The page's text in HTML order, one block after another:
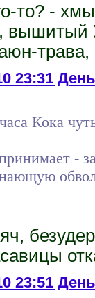
то? -
вышитый
23:31
Кока
-
23:51